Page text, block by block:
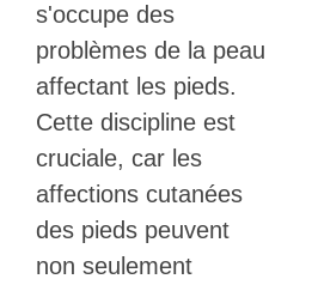
s'occupe des
problèmes de la peau
affectant les pieds.
Cette discipline est
cruciale, car les
affections cutanées
des pieds peuvent
non seulement